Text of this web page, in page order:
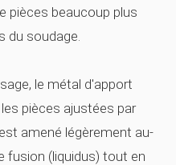
pièces beaucoup plus
du soudage.
le métal d'apport
pièces ajustées par
amené légèrement au-
fusion (liquidus) tout en